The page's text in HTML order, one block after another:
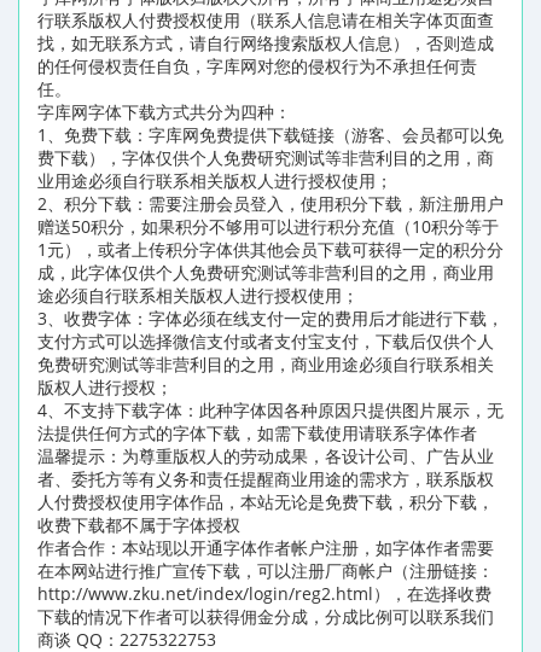
行联系版权人付费授权使用（联系人信息请在相关字体页面查
找，如无联系方式，请自行网络搜索版权人信息），否则造成
的任何侵权责任自负，字库网对您的侵权行为不承担任何责
任。
字库网字体下载方式共分为四种：
1、免费下载：字库网免费提供下载链接（游客、会员都可以免
费下载），字体仅供个人免费研究测试等非营利目的之用，商
业用途必须自行联系相关版权人进行授权使用；
2、积分下载：需要注册会员登入，使用积分下载，新注册用户
赠送50积分，如果积分不够用可以进行积分充值（10积分等于
1元），或者上传积分字体供其他会员下载可获得一定的积分分
成，此字体仅供个人免费研究测试等非营利目的之用，商业用
途必须自行联系相关版权人进行授权使用；
3、收费字体：字体必须在线支付一定的费用后才能进行下载，
支付方式可以选择微信支付或者支付宝支付，下载后仅供个人
免费研究测试等非营利目的之用，商业用途必须自行联系相关
版权人进行授权；
4、不支持下载字体：此种字体因各种原因只提供图片展示，无
法提供任何方式的字体下载，如需下载使用请联系字体作者
温馨提示：为尊重版权人的劳动成果，各设计公司、广告从业
者、委托方等有义务和责任提醒商业用途的需求方，联系版权
人付费授权使用字体作品，本站无论是免费下载，积分下载，
收费下载都不属于字体授权
作者合作：本站现以开通字体作者帐户注册，如字体作者需要
在本网站进行推广宣传下载，可以注册厂商帐户（注册链接：
http://www.zku.net/index/login/reg2.html），在选择收费
下载的情况下作者可以获得佣金分成，分成比例可以联系我们
商谈 QQ：2275322753